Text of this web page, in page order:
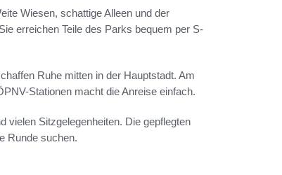
Wiesen, schattige Alleen und der
erreichen Teile des Parks bequem per S-
Ruhe mitten in der Hauptstadt. Am
Stationen macht die Anreise einfach.
vielen Sitzgelegenheiten. Die gepflegten
Runde suchen.